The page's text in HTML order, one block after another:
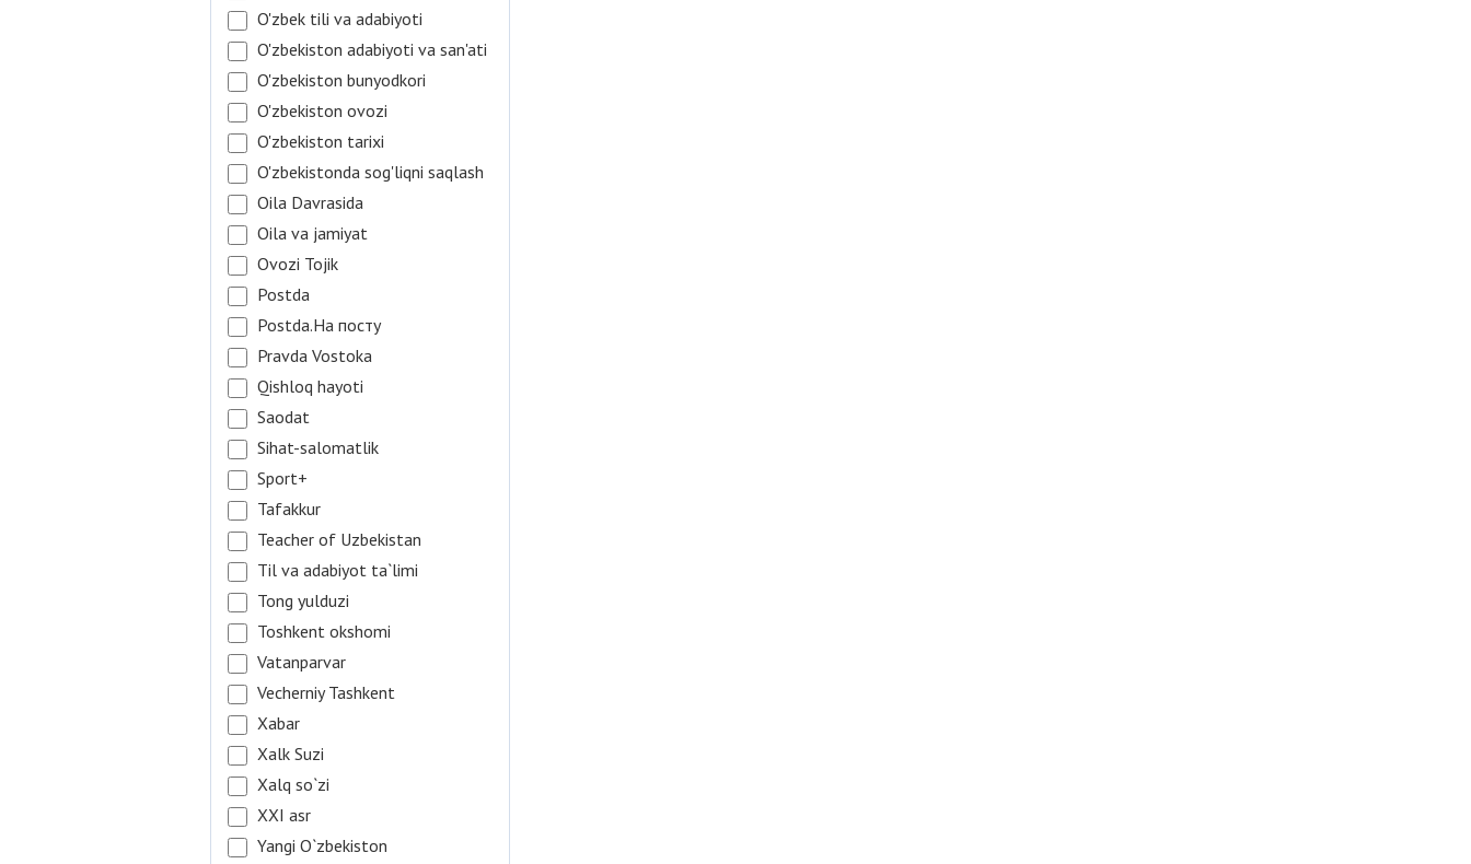
O'zbek tili va adabiyoti
O'zbekiston adabiyoti va san'ati
O'zbekiston bunyodkori
O'zbekiston ovozi
O'zbekiston tarixi
O'zbekistonda sog'liqni saqlash
Oila Davrasida
Oila va jamiyat
Ovozi Tojik
Postda
Postda.На посту
Pravda Vostoka
Qishloq hayoti
Saodat
Sihat-salomatlik
Sport+
Tafakkur
Teacher of Uzbekistan
Til va adabiyot ta`limi
Tong yulduzi
Toshkent okshomi
Vatanparvar
Vecherniy Tashkent
Xabar
Xalk Suzi
Xalq so`zi
XXI asr
Yangi O`zbekiston